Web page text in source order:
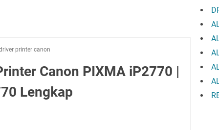
printer canon
Canon PIXMA iP2770 |
Lengkap